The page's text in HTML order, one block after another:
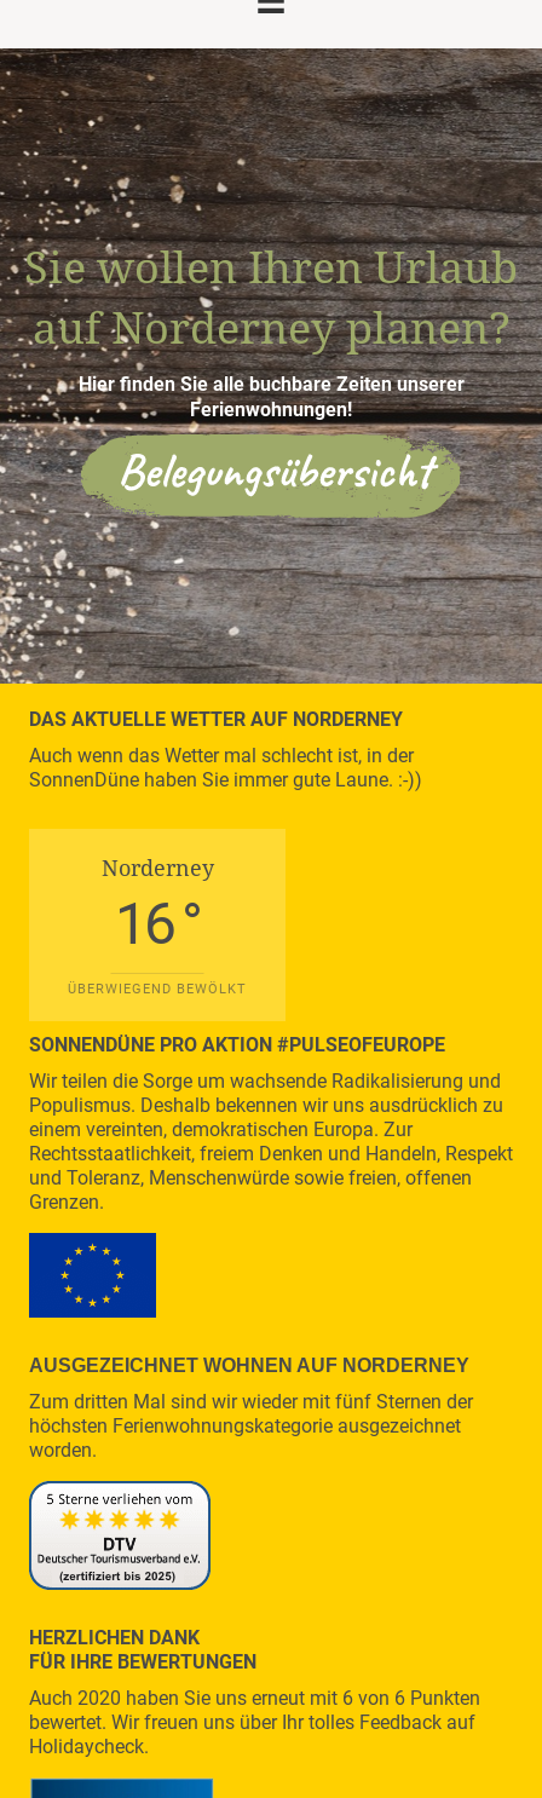
Sie wollen Ihren Urlaub
auf Norderney planen?
Hier finden Sie alle buchbare Zeiten unserer
Ferienwohnungen!
DAS AKTUELLE WETTER AUF NORDERNEY
Auch wenn das Wetter mal schlecht ist, in der
SonnenDüne haben Sie immer gute Laune. :-))
Norderney
16 °
ÜBERWIEGEND BEWÖLKT
SONNENDÜNE PRO AKTION #PULSEOFEUROPE
Wir teilen die Sorge um wachsende Radikalisierung und
Populismus. Deshalb bekennen wir uns ausdrücklich zu
einem vereinten, demokratischen Europa. Zur
Rechtsstaatlichkeit, freiem Denken und Handeln, Respekt
und Toleranz, Menschenwürde sowie freien, offenen
Grenzen.
AUSGEZEICHNET WOHNEN AUF NORDERNEY
Zum dritten Mal sind wir wieder mit fünf Sternen der
höchsten Ferienwohnungskategorie ausgezeichnet
worden.
HERZLICHEN DANK
FÜR IHRE BEWERTUNGEN
Auch 2020 haben Sie uns erneut mit 6 von 6 Punkten
bewertet. Wir freuen uns über Ihr tolles Feedback auf
Holidaycheck.